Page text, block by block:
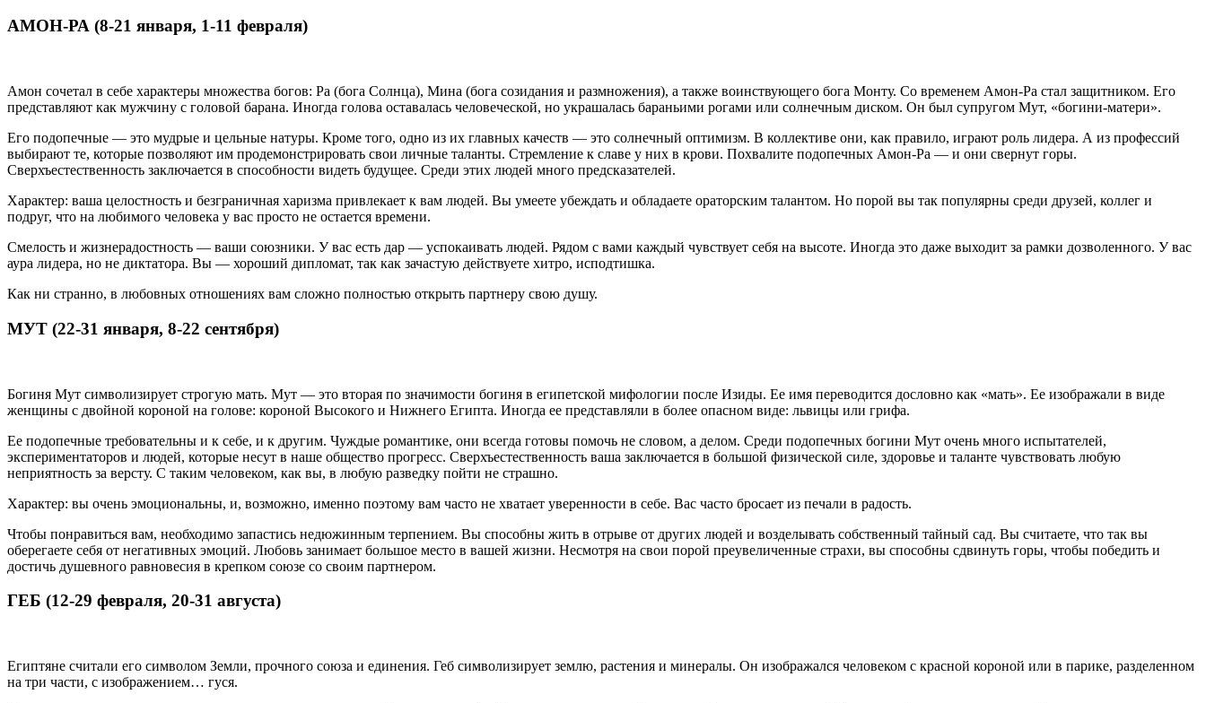
АМОН-РА (8-21 января, 1-11 февраля)
Амон сочетал в себе характеры множества богов: Ра (бога Солнца), Мина (бога созидания и размножения), а также воинствующего бога Монту. Со временем Амон-Ра стал защитником. Его
представляют как мужчину с головой барана. Иногда голова оставалась человеческой, но украшалась бараньими рогами или солнечным диском. Он был супругом Мут, «богини-матери».
Его подопечные — это мудрые и цельные натуры. Кроме того, одно из их главных качеств — это солнечный оптимизм. В коллективе они, как правило, играют роль лидера. А из профессий
выбирают те, которые позволяют им продемонстрировать свои личные таланты. Стремление к славе у них в крови. Похвалите подопечных Амон-Ра — и они свернут горы.
Сверхъестественность заключается в способности видеть будущее. Среди этих людей много предсказателей.
Характер: ваша целостность и безграничная харизма привлекает к вам людей. Вы умеете убеждать и обладаете ораторским талантом. Но порой вы так популярны среди друзей, коллег и
подруг, что на любимого человека у вас просто не остается времени.
Смелость и жизнерадостность — ваши союзники. У вас есть дар — успокаивать людей. Рядом с вами каждый чувствует себя на высоте. Иногда это даже выходит за рамки дозволенного. У вас
аура лидера, но не диктатора. Вы — хороший дипломат, так как зачастую действуете хитро, исподтишка.
Как ни странно, в любовных отношениях вам сложно полностью открыть партнеру свою душу.
МУТ (22-31 января, 8-22 сентября)
Богиня Мут символизирует строгую мать. Мут — это вторая по значимости богиня в египетской мифологии после Изиды. Ее имя переводится дословно как «мать». Ее изображали в виде
женщины с двойной короной на голове: короной Высокого и Нижнего Египта. Иногда ее представляли в более опасном виде: львицы или грифа.
Ее подопечные требовательны и к себе, и к другим. Чуждые романтике, они всегда готовы помочь не словом, а делом. Среди подопечных богини Мут очень много испытателей,
экспериментаторов и людей, которые несут в наше общество прогресс. Сверхъестественность ваша заключается в большой физической силе, здоровье и таланте чувствовать любую
неприятность за версту. С таким человеком, как вы, в любую разведку пойти не страшно.
Характер: вы очень эмоциональны, и, возможно, именно поэтому вам часто не хватает уверенности в себе. Вас часто бросает из печали в радость.
Чтобы понравиться вам, необходимо запастись недюжинным терпением. Вы способны жить в отрыве от других людей и возделывать собственный тайный сад. Вы считаете, что так вы
оберегаете себя от негативных эмоций. Любовь занимает большое место в вашей жизни. Несмотря на свои порой преувеличенные страхи, вы способны сдвинуть горы, чтобы победить и
достичь душевного равновесия в крепком союзе со своим партнером.
ГЕБ (12-29 февраля, 20-31 августа)
Египтяне считали его символом Земли, прочного союза и единения. Геб символизирует землю, растения и минералы. Он изображался человеком с красной короной или в парике, разделенном
на три части, с изображением… гуся.